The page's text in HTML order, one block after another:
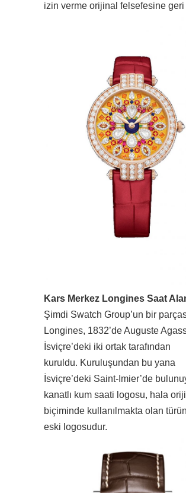
izin verme orijinal felsefesine geri
Kars Merkez Longines Saat
Şimdi Swatch Group’un bir
Longines, 1832’de Auguste
İsviçre’deki iki ortak tarafından
kuruldu. Kuruluşundan bu yana
İsviçre’deki Saint-Imier’de
kanatlı kum saati logosu, hala
biçiminde kullanılmakta olan
eski logosudur.